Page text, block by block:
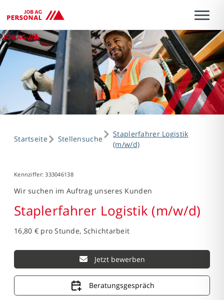
Startseite Stellensuche
Staplerfahrer Logistik
(m/w/d)
Kennziffer: 333046138
Wir suchen im Auftrag unseres Kunden
Staplerfahrer Logistik (m/w/d)
16,80 € pro Stunde, Schichtarbeit
Jetzt bewerben
Beratungsgespräch